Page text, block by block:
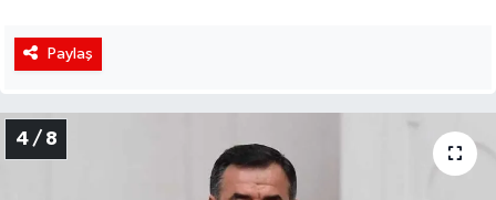
Paylaş
4 / 8